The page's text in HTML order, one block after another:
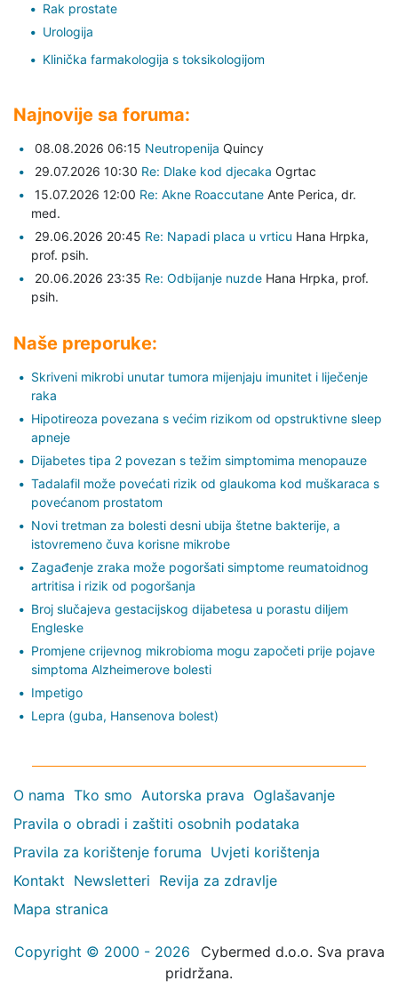
Rak prostate
Urologija
Klinička farmakologija s toksikologijom
Najnovije sa foruma:
08.08.2026 06:15 Neutropenija Quincy
29.07.2026 10:30 Re: Dlake kod djecaka Ogrtac
15.07.2026 12:00 Re: Akne Roaccutane Ante Perica, dr.
med.
29.06.2026 20:45 Re: Napadi placa u vrticu Hana Hrpka,
prof. psih.
20.06.2026 23:35 Re: Odbijanje nuzde Hana Hrpka, prof.
psih.
Naše preporuke:
Skriveni mikrobi unutar tumora mijenjaju imunitet i liječenje
raka
Hipotireoza povezana s većim rizikom od opstruktivne sleep
apneje
Dijabetes tipa 2 povezan s težim simptomima menopauze
Tadalafil može povećati rizik od glaukoma kod muškaraca s
povećanom prostatom
Novi tretman za bolesti desni ubija štetne bakterije, a
istovremeno čuva korisne mikrobe
Zagađenje zraka može pogoršati simptome reumatoidnog
artritisa i rizik od pogoršanja
Broj slučajeva gestacijskog dijabetesa u porastu diljem
Engleske
Promjene crijevnog mikrobioma mogu započeti prije pojave
simptoma Alzheimerove bolesti
Impetigo
Lepra (guba, Hansenova bolest)
O nama Tko smo Autorska prava Oglašavanje
Pravila o obradi i zaštiti osobnih podataka
Pravila za korištenje foruma Uvjeti korištenja
Kontakt Newsletteri Revija za zdravlje
Mapa stranica
Copyright © 2000 - 2026
Cybermed d.o.o. Sva prava
pridržana.